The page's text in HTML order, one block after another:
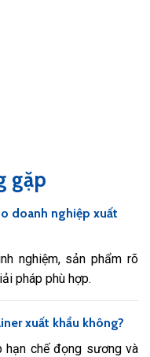
gặp
doanh nghiệp xuất
nghiệm, sản phẩm rõ
pháp phù hợp.
xuất khẩu không?
hạn chế đọng sương và